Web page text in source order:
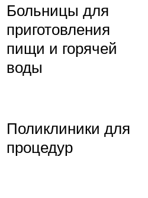
Больницы для
приготовления
пищи и горячей
воды
Поликлиники для
процедур